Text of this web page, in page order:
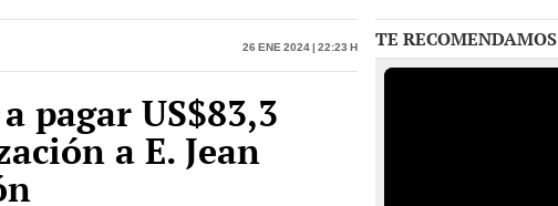
26 Ene 2024 | 22:23 h
pagar US$83,3
a E. Jean
TE RECOMENDAMOS